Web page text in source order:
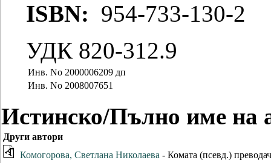
ISBN: 954-733-130-2
УДК 820-312.9
Инв. No 2000006209 дп
Инв. No 2008007651
Истинско/Пълно име на
Други автори
Комогорова, Светлана Николаева - Комата (псевд.) преводач